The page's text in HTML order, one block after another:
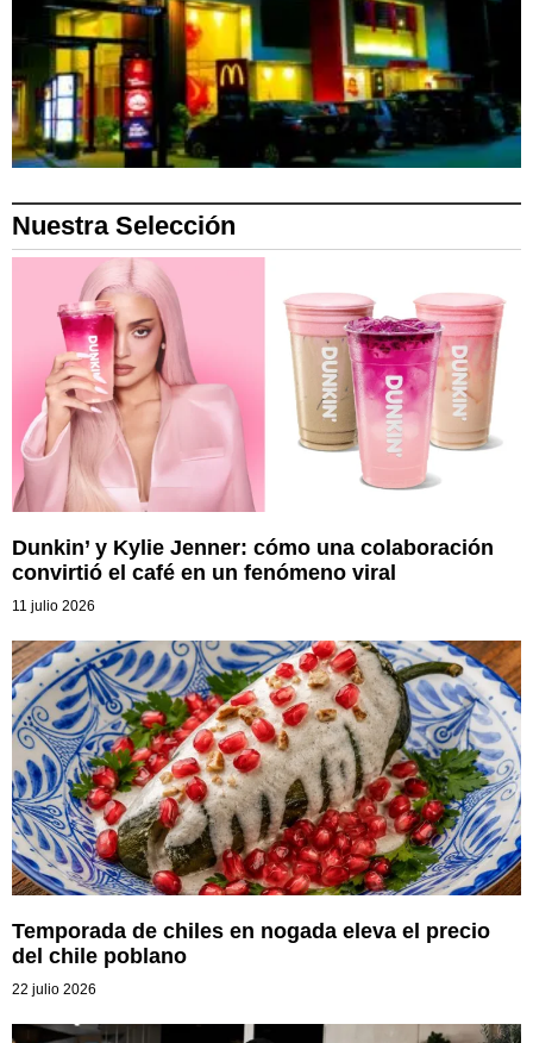
Nuestra Selección
Dunkin’ y Kylie Jenner: cómo una colaboración
convirtió el café en un fenómeno viral
11 julio 2026
Temporada de chiles en nogada eleva el precio
del chile poblano
22 julio 2026